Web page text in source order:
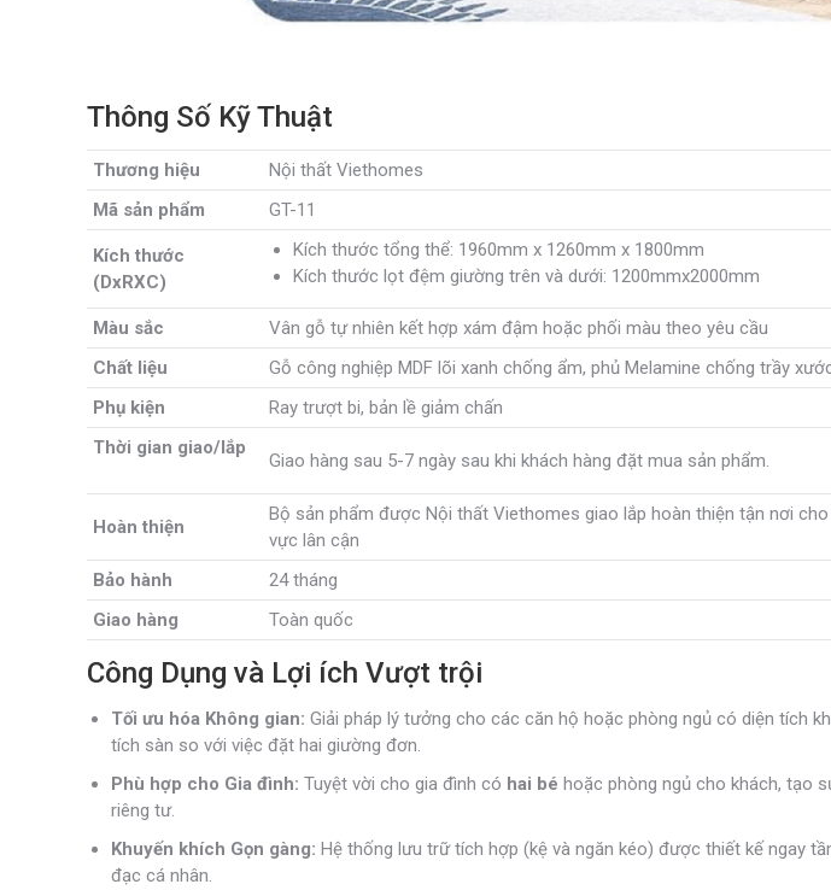
Thông Số Kỹ Thuật
Thương hiệu
Nội thất Viethomes
Mã sản phẩm
GT-11
Kích thước
(DxRXC)
Kích thước tổng thể: 1960mm x 1260mm x 1800mm
Kích thước lọt đệm giường trên và dưới: 1200mmx2000mm
Màu sắc
Vân gỗ tự nhiên kết hợp xám đậm hoặc phối màu theo yêu cầu
Chất liệu
Gỗ công nghiệp MDF lõi xanh chống ẩm, phủ Melamine chống trầy
Phụ kiện
Ray trượt bi, bản lề giảm chấn
Thời gian giao/lắp
Giao hàng sau 5-7 ngày sau khi khách hàng đặt mua sản phẩm.
Hoàn thiện
Bộ sản phẩm được Nội thất Viethomes giao lắp hoàn thiện tận nơi cho
vực lân cận
Bảo hành
24 tháng
Giao hàng
Toàn quốc
Công Dụng và Lợi ích Vượt trội
Tối ưu hóa Không gian: Giải pháp lý tưởng cho các căn hộ hoặc phòng ngủ có diện tích
tích sàn so với việc đặt hai giường đơn.
Phù hợp cho Gia đình: Tuyệt vời cho gia đình có hai bé hoặc phòng ngủ cho khách, tạo
riêng tư.
Khuyến khích Gọn gàng: Hệ thống lưu trữ tích hợp (kệ và ngăn kéo) được thiết kế ngay
đạc cá nhân.